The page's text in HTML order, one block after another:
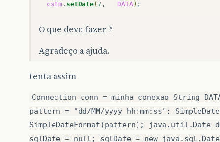
cstm . setDate( 7 , DATA ) ;
O que devo fazer ?
Agradeço a ajuda.
tenta assim
Connection conn = minha conexao String
pattern = "dd/MM/yyyy hh:mm:ss";
SimpleDateFormat(pattern); java.util.Date
sqlDate = null; sqlDate = new